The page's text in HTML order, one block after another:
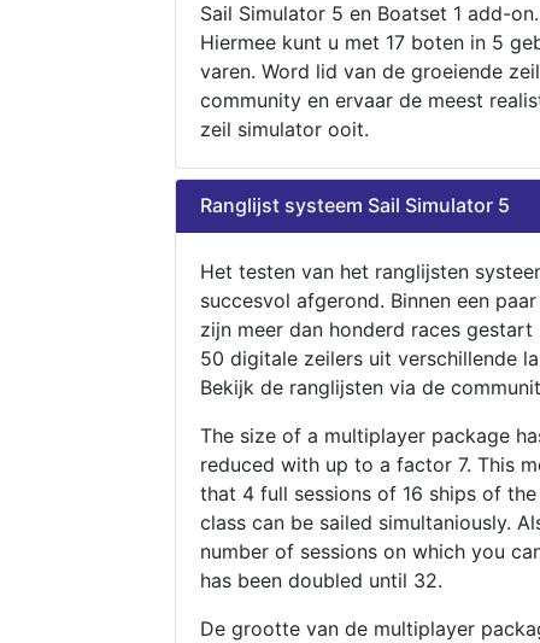
Sail Simulator 5 en Boatset 1 add-on.
Hiermee kunt u met 17 boten in 5
varen. Word lid van de groeiende zeil
community en ervaar de meest
zeil simulator ooit.
Ranglijst systeem Sail Simulator 5
Het testen van het ranglijsten
succesvol afgerond. Binnen een
zijn meer dan honderd races gestart
50 digitale zeilers uit verschillende
Bekijk de ranglijsten via de
The size of a multiplayer package
reduced with up to a factor 7. This
that 4 full sessions of 16 ships of
class can be sailed simultaniously.
number of sessions on which you
has been doubled until 32.
De grootte van de multiplayer